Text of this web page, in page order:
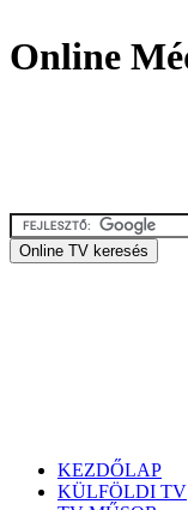
Online
KEZDŐLAP
KÜLFÖLDI TV